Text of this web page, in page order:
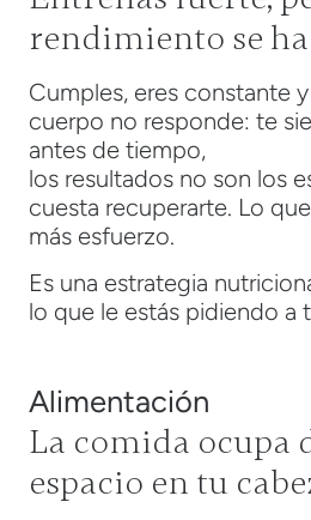
rendimiento se
Cumples, eres constante
cuerpo no responde: te
antes de tiempo,
los resultados no son los
cuesta recuperarte. Lo
más esfuerzo.
Es una estrategia
lo que le estás pidiendo a
Alimentación
La comida ocupa
espacio en tu